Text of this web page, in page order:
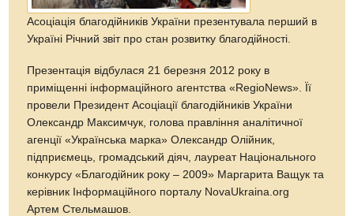
Асоціація благодійників України презентувала перший в
Україні Річний звіт про стан розвитку благодійності.
Презентація відбулася 21 березня 2012 року в
приміщенні інформаційного агентства «RegioNews». Її
провели Президент Асоціації благодійників України
Олександр Максимчук, голова правління аналітичної
агенції «Українська марка» Олександр Олійник,
підприємець, громадський діяч, лауреат Національного
конкурсу «Благодійник року – 2009» Маргарита Ващук та
керівник Інформаційного порталу NovaUkraina.org
Артем Стельмашов.